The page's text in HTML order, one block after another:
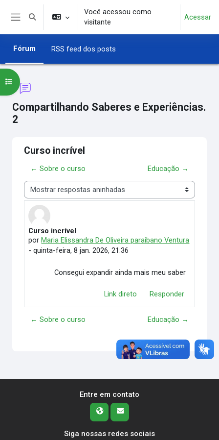
Ir para o conteúdo principal
Alternar entrada de pesquisa
Você acessou como
visitante
Acessar
Fórum RSS feed dos posts
Compartilhando Saberes e Experiências.
2
Abrir índice do curso
Curso incrível
← Sobre o curso Educação →
Modo de visualização
Curso incrível
por Maria Elissandra De Oliveira paraibano Ventura
-quinta-feira, 8 jan. 2026, 21:36
Número de respostas: 0
Consegui expandir ainda mais meu saber
Link direto Responder
← Sobre o curso Educação →
Entre em contato
Siga nossas redes sociais